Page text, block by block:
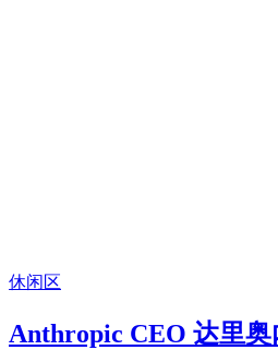
休闲区
Anthropic CEO 达里奥